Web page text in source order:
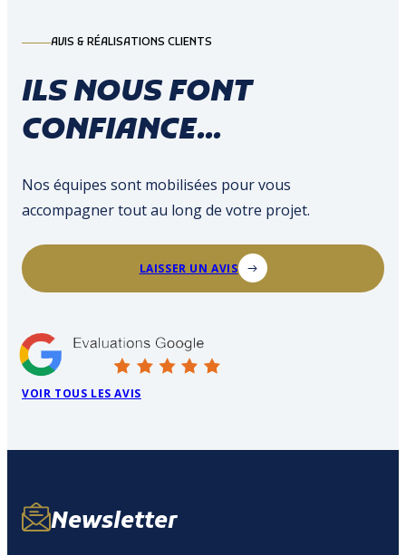
AVIS & RÉALISATIONS CLIENTS
ILS NOUS FONT
CONFIANCE...
Nos équipes sont mobilisées pour vous
accompagner tout au long de votre projet.
LAISSER UN AVIS
VOIR TOUS LES AVIS
Newsletter